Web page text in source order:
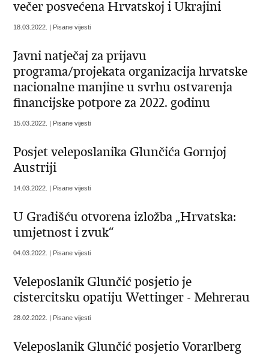
večer posvećena Hrvatskoj i Ukrajini
18.03.2022. | Pisane vijesti
Javni natječaj za prijavu
programa/projekata organizacija hrvatske
nacionalne manjine u svrhu ostvarenja
financijske potpore za 2022. godinu
15.03.2022. | Pisane vijesti
Posjet veleposlanika Glunčića Gornjoj
Austriji
14.03.2022. | Pisane vijesti
U Gradišću otvorena izložba „Hrvatska:
umjetnost i zvuk“
04.03.2022. | Pisane vijesti
Veleposlanik Glunčić posjetio je
cistercitsku opatiju Wettinger - Mehrerau
28.02.2022. | Pisane vijesti
Veleposlanik Glunčić posjetio Vorarlberg